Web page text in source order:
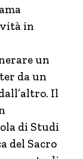
in
un
da un
Il
di Studi
del Sacro